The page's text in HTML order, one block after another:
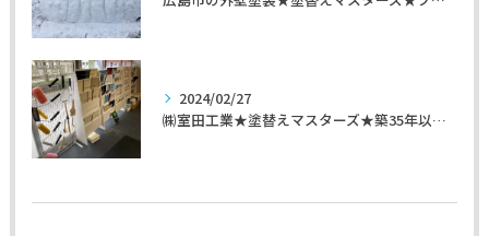
2024/02/27
㈱室田工業★塗替えマスターズ★築35年以上のお宅の施工事例